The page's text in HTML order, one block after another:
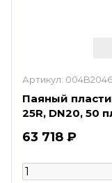
Артикул:
Паяный
25R, DN20, 50
63 718 ₽